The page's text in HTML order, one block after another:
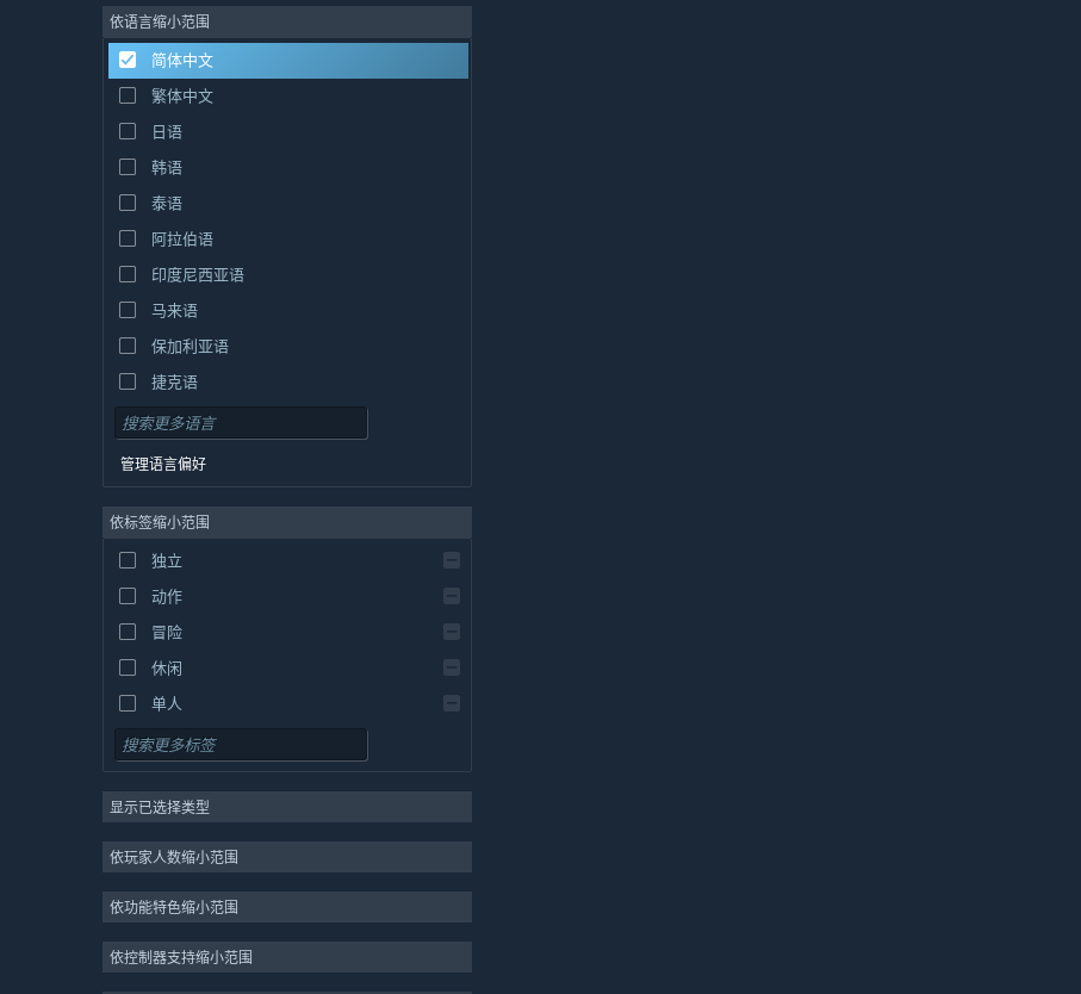
依语言缩小范围
简体中文
繁体中文
日语
韩语
泰语
阿拉伯语
印度尼西亚语
马来语
保加利亚语
捷克语
丹麦语
德语
西班牙语 - 西班牙
西班牙语 - 拉丁美洲
希腊语
管理语言偏好
依标签缩小范围
独立
动作
冒险
休闲
单人
模拟
策略
2D
3D
免费开玩
显示已选择类型
依玩家人数缩小范围
依功能特色缩小范围
依控制器支持缩小范围